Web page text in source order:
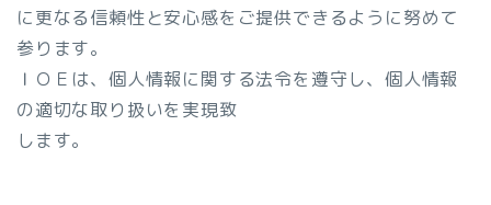
に更なる信頼性と安心感をご提供できるように努めて
参ります。
ＩＯＥは、個人情報に関する法令を遵守し、個人情報
の適切な取り扱いを実現致
します。